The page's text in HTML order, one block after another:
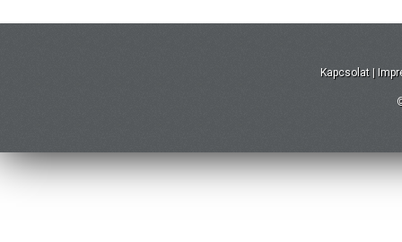
Kapcsolat |